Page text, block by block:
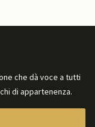
che dà voce a tutti
di appartenenza.